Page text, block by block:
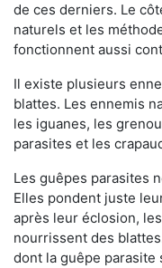
de ces derniers. Le
naturels et les
fonctionnent aussi
Il existe plusieurs
blattes. Les ennemis
les iguanes, les
parasites et les
Les guêpes parasites
Elles pondent juste
après leur éclosion,
nourrissent des
dont la guêpe parasite